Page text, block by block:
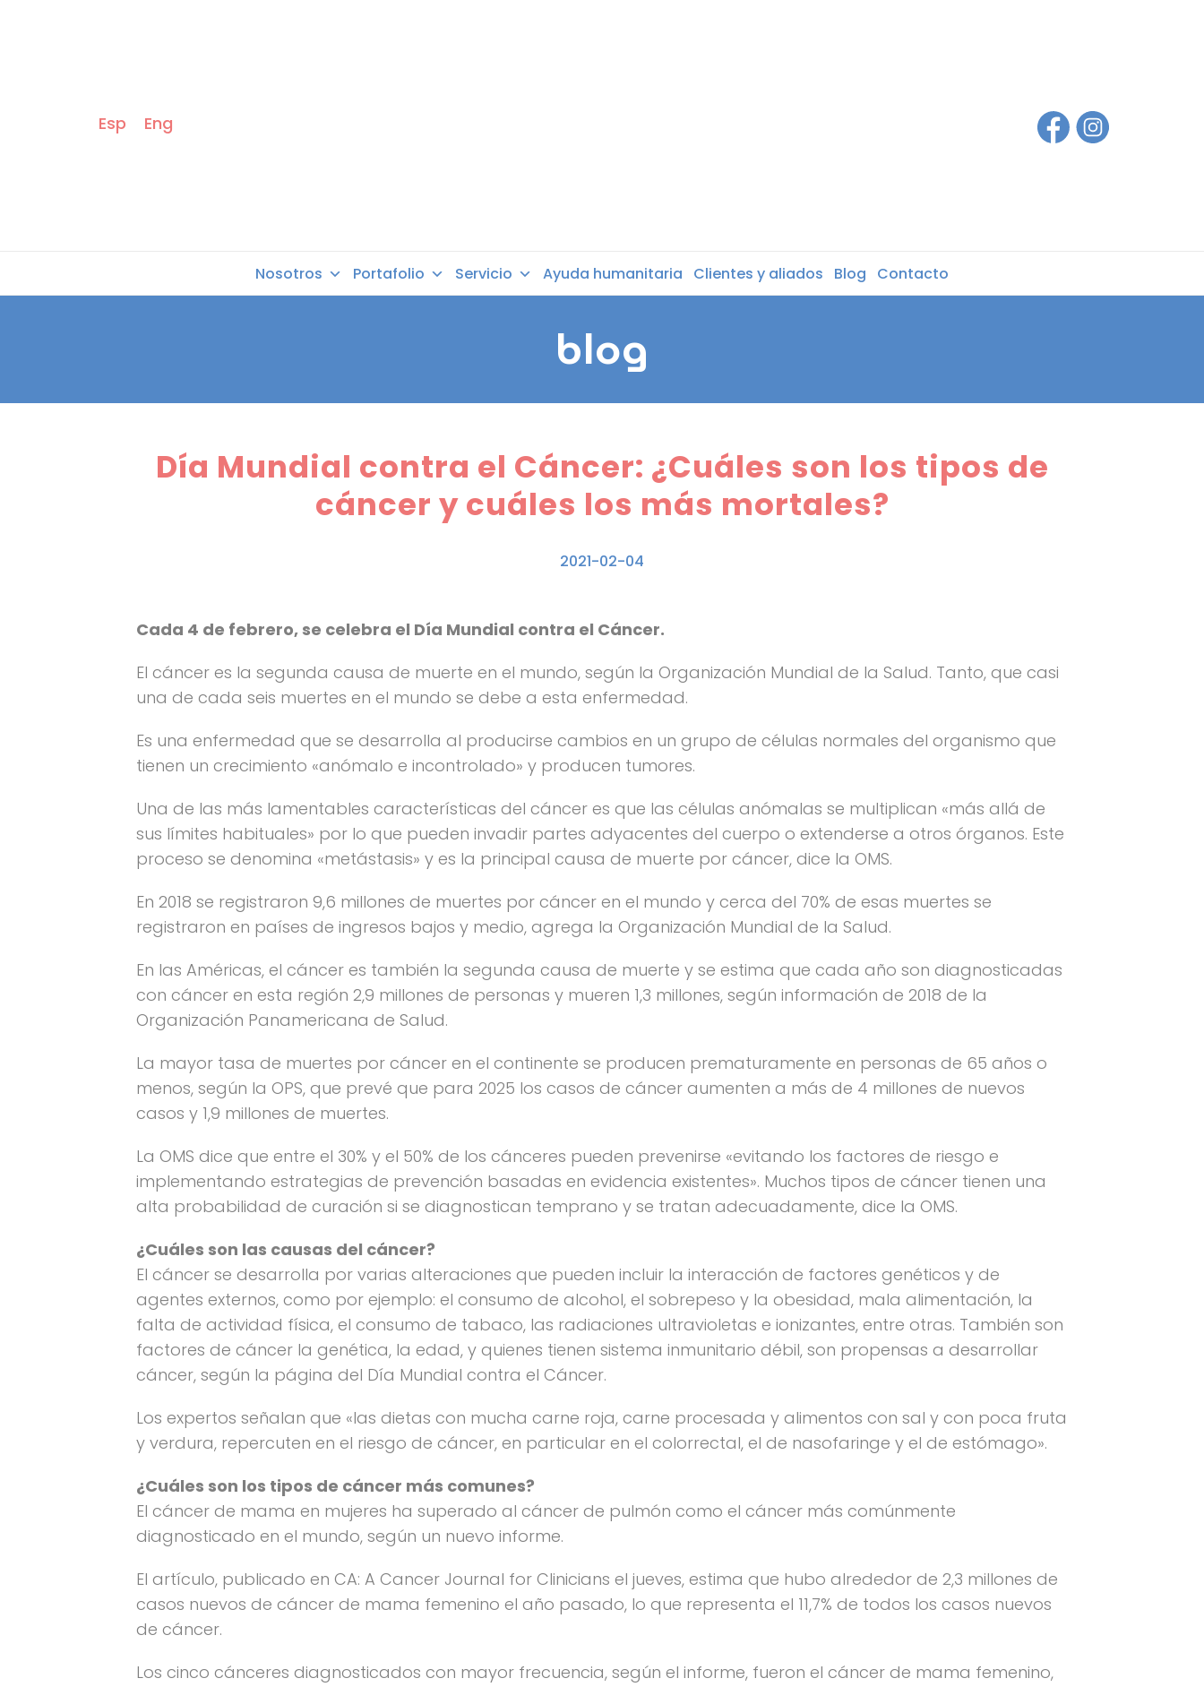
Esp Eng
Nosotros Portafolio Servicio Ayuda humanitaria Clientes y aliados Blog Contacto
blog
Día Mundial contra el Cáncer: ¿Cuáles son los tipos de
cáncer y cuáles los más mortales?
2021-02-04
Cada 4 de febrero, se celebra el Día Mundial contra el Cáncer.
El cáncer es la segunda causa de muerte en el mundo, según la Organización Mundial de la Salud. Tanto, que casi
una de cada seis muertes en el mundo se debe a esta enfermedad.
Es una enfermedad que se desarrolla al producirse cambios en un grupo de células normales del organismo que
tienen un crecimiento «anómalo e incontrolado» y producen tumores.
Una de las más lamentables características del cáncer es que las células anómalas se multiplican «más allá de
sus límites habituales» por lo que pueden invadir partes adyacentes del cuerpo o extenderse a otros órganos. Este
proceso se denomina «metástasis» y es la principal causa de muerte por cáncer, dice la OMS.
En 2018 se registraron 9,6 millones de muertes por cáncer en el mundo y cerca del 70% de esas muertes se
registraron en países de ingresos bajos y medio, agrega la Organización Mundial de la Salud.
En las Américas, el cáncer es también la segunda causa de muerte y se estima que cada año son diagnosticadas
con cáncer en esta región 2,9 millones de personas y mueren 1,3 millones, según información de 2018 de la
Organización Panamericana de Salud.
La mayor tasa de muertes por cáncer en el continente se producen prematuramente en personas de 65 años o
menos, según la OPS, que prevé que para 2025 los casos de cáncer aumenten a más de 4 millones de nuevos
casos y 1,9 millones de muertes.
La OMS dice que entre el 30% y el 50% de los cánceres pueden prevenirse «evitando los factores de riesgo e
implementando estrategias de prevención basadas en evidencia existentes». Muchos tipos de cáncer tienen una
alta probabilidad de curación si se diagnostican temprano y se tratan adecuadamente, dice la OMS.
¿Cuáles son las causas del cáncer?
El cáncer se desarrolla por varias alteraciones que pueden incluir la interacción de factores genéticos y de
agentes externos, como por ejemplo: el consumo de alcohol, el sobrepeso y la obesidad, mala alimentación, la
falta de actividad física, el consumo de tabaco, las radiaciones ultravioletas e ionizantes, entre otras. También son
factores de cáncer la genética, la edad, y quienes tienen sistema inmunitario débil, son propensas a desarrollar
cáncer, según la página del Día Mundial contra el Cáncer.
Los expertos señalan que «las dietas con mucha carne roja, carne procesada y alimentos con sal y con poca fruta
y verdura, repercuten en el riesgo de cáncer, en particular en el colorrectal, el de nasofaringe y el de estómago».
¿Cuáles son los tipos de cáncer más comunes?
El cáncer de mama en mujeres ha superado al cáncer de pulmón como el cáncer más comúnmente
diagnosticado en el mundo, según un nuevo informe.
El artículo, publicado en CA: A Cancer Journal for Clinicians el jueves, estima que hubo alrededor de 2,3 millones de
casos nuevos de cáncer de mama femenino el año pasado, lo que representa el 11,7% de todos los casos nuevos
de cáncer.
Los cinco cánceres diagnosticados con mayor frecuencia, según el informe, fueron el cáncer de mama femenino,